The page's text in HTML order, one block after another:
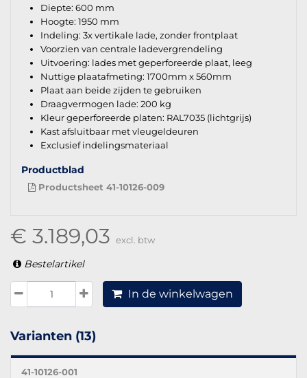
Diepte: 600 mm
Hoogte: 1950 mm
Indeling: 3x vertikale lade, zonder frontplaat
Voorzien van centrale ladevergrendeling
Uitvoering: lades met geperforeerde plaat, leeg
Nuttige plaatafmeting: 1700mm x 560mm
Plaat aan beide zijden te gebruiken
Draagvermogen lade: 200 kg
Kleur geperforeerde platen: RAL7035 (lichtgrijs)
Kast afsluitbaar met vleugeldeuren
Exclusief indelingsmateriaal
Productblad
Productsheet 41-10126-009
€ 3.189,03 excl. btw
Bestelartikel
In de winkelwagen
Varianten (13)
41-10126-001